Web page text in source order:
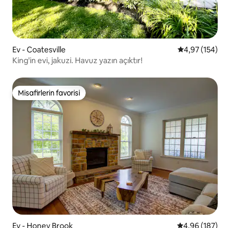
Ev - Coatesville 5 üzerinden
4,97 (154)
King'in evi, jakuzi. Havuz yazın açıktır!
Misafirlerin favorisi
Misafirlerin favorisi
Ev - Honey Brook 5 üzerinden
4,96 (187)